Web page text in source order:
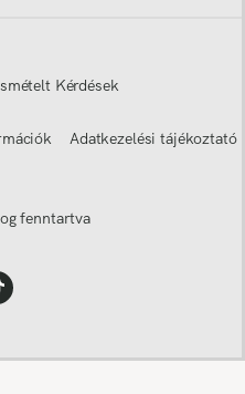
Kérdések
Adatkezelési tájékoztató
fenntartva